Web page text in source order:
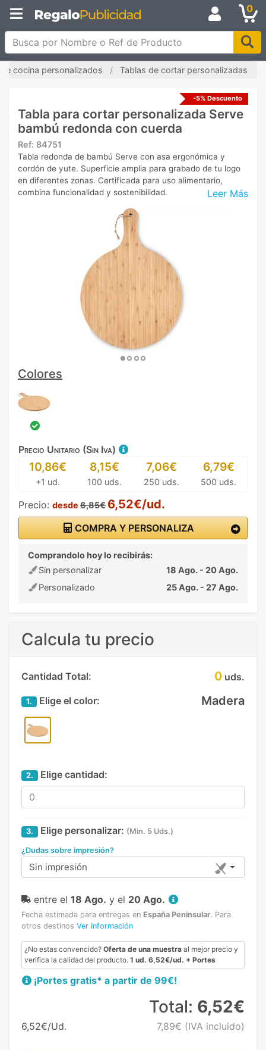
0
Busca por Nombre o Ref de Producto
cocina personalizados Tablas de cortar personalizadas
-5% Descuento
Tabla para cortar personalizada Serve
bambú redonda con cuerda
Ref: 84751
Leer Más
Tabla redonda de bambú Serve con asa ergonómica y
cordón de yute. Superficie amplia para grabado de tu logo
en diferentes zonas. Certificada para uso alimentario,
combina funcionalidad y sostenibilidad.
Colores
Precio Unitario (Sin Iva)
10,86€
+1 ud.
8,15€
100 uds.
7,06€
250 uds.
6,79€
500 uds.
Precio: desde 6,85€ 6,52€/ud.
COMPRA Y PERSONALIZA
Comprandolo hoy lo recibirás:
Sin personalizar
18 Ago. - 20 Ago.
Personalizado
25 Ago. - 27 Ago.
Calcula tu precio
Cantidad Total: 0 uds.
1. Elige el color: Madera
2. Elige cantidad:
3. Elige personalizar: (Min. 5 Uds.)
¿Dudas sobre impresión?
Sin impresión
entre el 18 Ago. y el 20 Ago.
Fecha estimada para entregas en España Peninsular. Para
otros destinos Ver Información
¿No estas convencido? Oferta de una muestra al mejor precio y
verifica la calidad del producto. 1 ud. 6,52€/ud. + Portes
¡Portes gratis* a partir de 99€!
6,52€/Ud.
Total: 6,52€
7,89€ (IVA incluido)